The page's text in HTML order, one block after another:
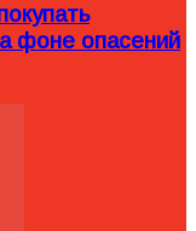
фоне опасений